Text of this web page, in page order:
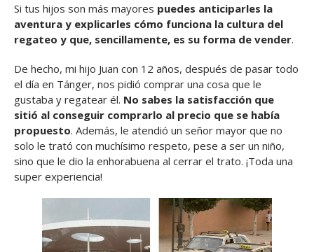
Si tus hijos son más mayores puedes anticiparles la
aventura y explicarles cómo funciona la cultura del
regateo y que, sencillamente, es su forma de vender.
De hecho, mi hijo Juan con 12 años, después de pasar todo
el día en Tánger, nos pidió comprar una cosa que le
gustaba y regatear él. No sabes la satisfacción que
sitió al conseguir comprarlo al precio que se había
propuesto. Además, le atendió un señor mayor que no
solo le trató con muchísimo respeto, pese a ser un niño,
sino que le dio la enhorabuena al cerrar el trato. ¡Toda una
super experiencia!